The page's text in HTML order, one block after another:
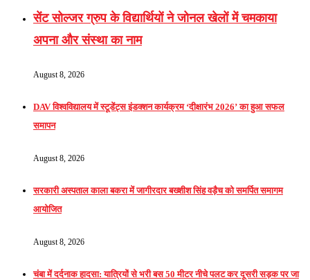
सेंट सोल्जर ग्रुप के विद्यार्थियों ने जोनल खेलों में चमकाया
अपना और संस्था का नाम
August 8, 2026
DAV विश्वविद्यालय में स्टूडेंट्स इंडक्शन कार्यक्रम ‘दीक्षारंभ 2026’ का हुआ सफल
समापन
August 8, 2026
सरकारी अस्पताल काला बकरा में जागीरदार बख्शीश सिंह वड़ैच को समर्पित समागम
आयोजित
August 8, 2026
चंबा में दर्दनाक हादसा: यात्रियों से भरी बस 50 मीटर नीचे पलट कर दूसरी सड़क पर जा